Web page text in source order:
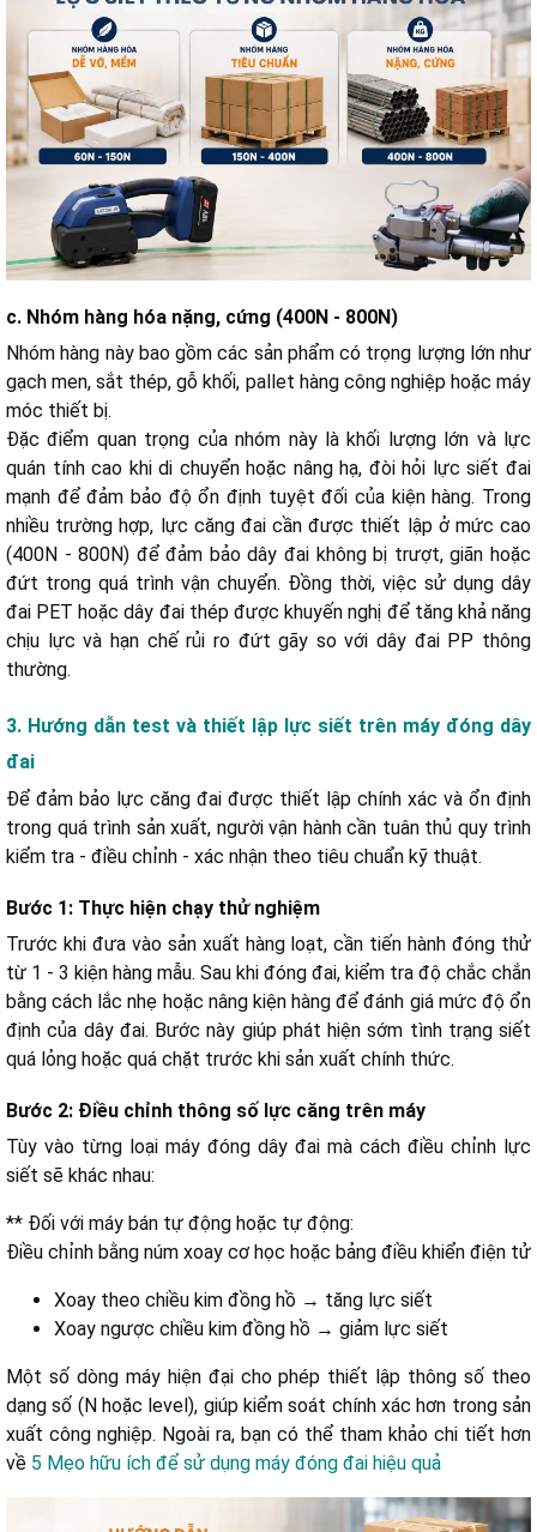
c. Nhóm hàng hóa nặng, cứng (400N - 800N)
Nhóm hàng này bao gồm các sản phẩm có trọng lượng lớn như
gạch men, sắt thép, gỗ khối, pallet hàng công nghiệp hoặc máy
móc thiết bị.
Đặc điểm quan trọng của nhóm này là khối lượng lớn và lực
quán tính cao khi di chuyển hoặc nâng hạ, đòi hỏi lực siết đai
mạnh để đảm bảo độ ổn định tuyệt đối của kiện hàng. Trong
nhiều trường hợp, lực căng đai cần được thiết lập ở mức cao
(400N - 800N) để đảm bảo dây đai không bị trượt, giãn hoặc
đứt trong quá trình vận chuyển. Đồng thời, việc sử dụng dây
đai PET hoặc dây đai thép được khuyến nghị để tăng khả năng
chịu lực và hạn chế rủi ro đứt gãy so với dây đai PP thông
thường.
3. Hướng dẫn test và thiết lập lực siết trên máy đóng dây
đai
Để đảm bảo lực căng đai được thiết lập chính xác và ổn định
trong quá trình sản xuất, người vận hành cần tuân thủ quy trình
kiểm tra - điều chỉnh - xác nhận theo tiêu chuẩn kỹ thuật.
Bước 1: Thực hiện chạy thử nghiệm
Trước khi đưa vào sản xuất hàng loạt, cần tiến hành đóng thử
từ 1 - 3 kiện hàng mẫu. Sau khi đóng đai, kiểm tra độ chắc chắn
bằng cách lắc nhẹ hoặc nâng kiện hàng để đánh giá mức độ ổn
định của dây đai. Bước này giúp phát hiện sớm tình trạng siết
quá lỏng hoặc quá chặt trước khi sản xuất chính thức.
Bước 2: Điều chỉnh thông số lực căng trên máy
Tùy vào từng loại máy đóng dây đai mà cách điều chỉnh lực
siết sẽ khác nhau:
** Đối với máy bán tự động hoặc tự động:
Điều chỉnh bằng núm xoay cơ học hoặc bảng điều khiển điện tử
Xoay theo chiều kim đồng hồ → tăng lực siết
Xoay ngược chiều kim đồng hồ → giảm lực siết
Một số dòng máy hiện đại cho phép thiết lập thông số theo
dạng số (N hoặc level), giúp kiểm soát chính xác hơn trong sản
xuất công nghiệp. Ngoài ra, bạn có thể tham khảo chi tiết hơn
về 5 Mẹo hữu ích để sử dụng máy đóng đai hiệu quả